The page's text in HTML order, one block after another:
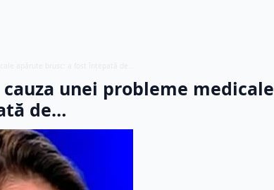
unei probleme medicale
de…